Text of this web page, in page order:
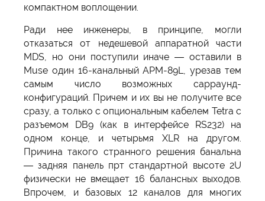
компактном воплощении.
Ради нее инженеры, в принципе, могли
отказаться от недешевой аппаратной части
MDS, но они поступили иначе — оставили в
Muse один 16-канальный APM-89L, урезав тем
самым число возможных сарраунд-
конфигураций. Причем и их вы не получите все
сразу, а только с опциональным кабелем Tetra с
разъемом DB9 (как в интерфейсе RS232) на
одном конце, и четырьмя XLR на другом.
Причина такого странного решения банальна
— задняя панель прт стандартной высоте 2U
физически не вмещает 16 балансных выходов.
Впрочем, и базовых 12 каналов для многих